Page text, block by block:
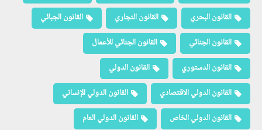
القانون البحري
القانون التجاري
القانون الجبائي
القانون الجنائي
القانون الجنائي للأعمال
القانون الدستوري
القانون الدولي
القانون الدولي الاقتصادي
القانون الدولي الإنساني
القانون الدولي الخاص
القانون الدولي العام